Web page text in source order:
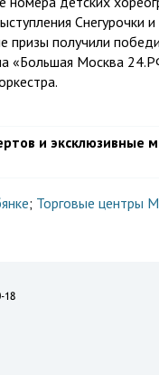
призы получили
Москва
и эксклюзивные
; Торговые центры
18